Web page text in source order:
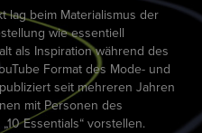
lag beim Materialismus der
wie essentiell
als Inspiration während des
Format des Mode- und
seit mehreren Jahren
mit Personen des
Essentials“ vorstellen.